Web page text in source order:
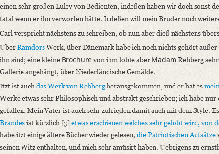
Language
German
Editors
Bamberg, Claudia
einen sehr großen Luley von Bedienten, indeßen haben wir doch sonst
fatal wenn er ihn verworfen hätte. Indeßen will mein Bruder noch
Carl verspricht nächstens zu schreiben, ob nun aber dieß nächstens
ÜberRamdorsWerk, über Dänemark habe ich noch nichts gehört
ihn sind; eine kleine Brochurevon ihm lobte aber Madam Rehberg
Gallerie angehängt, über Niederländische Gemälde.
Itzt ist auch das Werk vonRehbergherausgekommen, und er hat es
Werke etwas sehr Philosophisch und abstrakt geschrieben; ich habe
gefallen; Mein Vater ist auch sehr zufrieden damit auch mit dem Style.
Brandesist kürzlich [3] etwas erschienen welches sehr gelobt wird, von
habe itzt einige ältere Bücher wieder gelesen, die Patriotischen Aufsätze
seinen Witz enthalten, und mich sehr amüsirt haben. Uebrigens zu